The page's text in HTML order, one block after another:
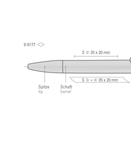
norme ISO. La recharge uma
une expérience d'écriture